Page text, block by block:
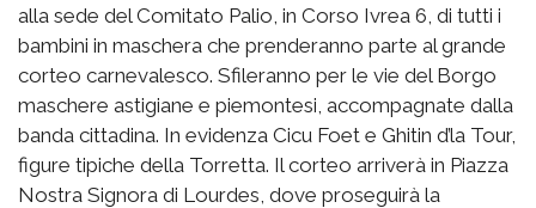
alla sede del Comitato Palio, in Corso Ivrea 6, di tutti i
bambini in maschera che prenderanno parte al grande
corteo carnevalesco. Sfileranno per le vie del Borgo
maschere astigiane e piemontesi, accompagnate dalla
banda cittadina. In evidenza Cicu Foet e Ghitin d’la Tour,
figure tipiche della Torretta. Il corteo arriverà in Piazza
Nostra Signora di Lourdes, dove proseguirà la